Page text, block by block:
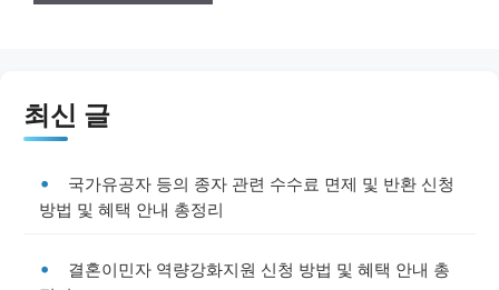
최신 글
국가유공자 등의 종자 관련 수수료 면제 및 반환 신청
방법 및 혜택 안내 총정리
결혼이민자 역량강화지원 신청 방법 및 혜택 안내 총